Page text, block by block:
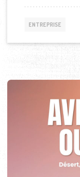
ENTREPRISE